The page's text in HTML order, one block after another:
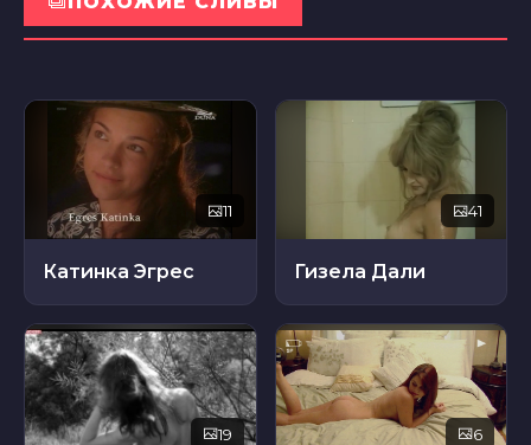
11
Катинка Эгрес
41
Гизела Дали
19 6